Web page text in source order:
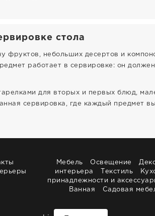
стола
фруктов, небольших десертов и
работает в сервировке: он
для вторых и первых блюд,
сервировка, где каждый предмет
Мебель Освещение
интерьера
Текстиль
принадлежности и
Ванная
Садовая